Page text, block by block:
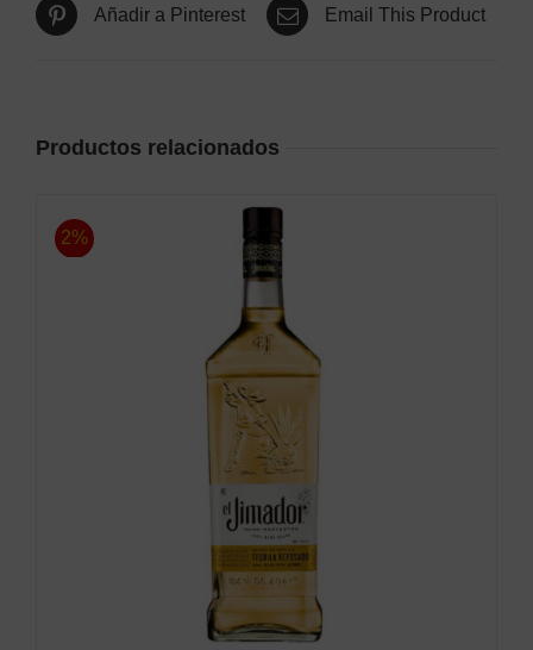
Añadir a Pinterest Email This Product
Productos relacionados
2%